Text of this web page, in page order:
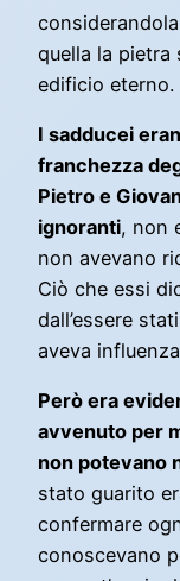
quella la pietra
edificio eterno.
I sadducei
franchezza
Pietro e
ignoranti, non
non avevano
Ciò che essi
dall’essere
aveva
Però era
avvenuto per
non potevano
stato guarito
confermare
conoscevano